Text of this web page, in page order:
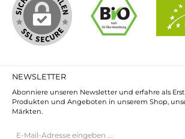
NEWSLETTER
Abonniere unseren Newsletter und erfahre als
Produkten und Angeboten in unserem Shop,
Märkten.
Mail-